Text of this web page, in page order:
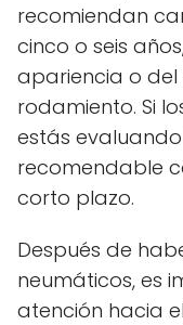
recomiendan
cinco o seis
apariencia o
rodamiento. Si
estás
recomendable
corto plazo.
Después de
neumáticos, es
atención hacia